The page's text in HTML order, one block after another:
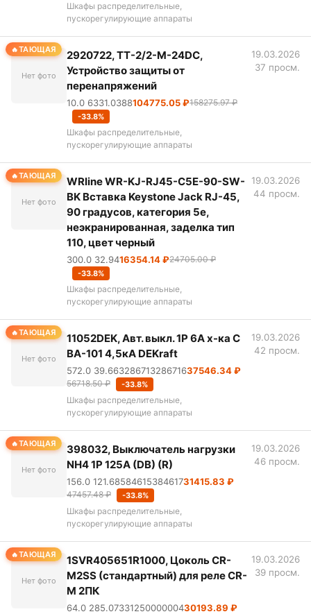
Шкафы распределительные,
пускорегулирующие аппараты
ТАЮЩАЯ
Нет фото
2920722, TT-2/2-M-24DC,
Устройство защиты от
перенапряжений
10.0 6331.0388104775.05 ₽158275.97 ₽
-33.8%
Шкафы распределительные,
пускорегулирующие аппараты
19.03.2026
37 просм.
ТАЮЩАЯ
Нет фото
WRline WR-KJ-RJ45-C5E-90-SW-
BK Вставка Keystone Jack RJ-45,
90 градусов, категория 5e,
неэкранированная, заделка тип
110, цвет черный
300.0 32.9416354.14 ₽24705.00 ₽
-33.8%
Шкафы распределительные,
пускорегулирующие аппараты
19.03.2026
44 просм.
ТАЮЩАЯ
Нет фото
11052DEK, Авт. выкл. 1Р 6А х-ка C
ВА-101 4,5кА DEKraft
572.0 39.66328671328671637546.34 ₽
56718.50 ₽ -33.8%
Шкафы распределительные,
пускорегулирующие аппараты
19.03.2026
42 просм.
ТАЮЩАЯ
Нет фото
398032, Выключатель нагрузки
NH4 1P 125A (DB) (R)
156.0 121.6858461538461731415.83 ₽
47457.48 ₽ -33.8%
Шкафы распределительные,
пускорегулирующие аппараты
19.03.2026
46 просм.
ТАЮЩАЯ
Нет фото
1SVR405651R1000, Цоколь CR-
M2SS (стандартный) для реле CR-
M 2ПК
64.0 285.0733125000000430193.89 ₽
19.03.2026
39 просм.